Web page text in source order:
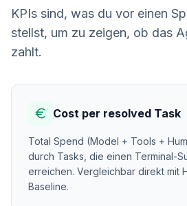
KPIs sind, was du vor einen
stellst, um zu zeigen, ob das
zahlt.
Cost per resolved Task
Total Spend (Model + Tools +
durch Tasks, die einen Terminal-
erreichen. Vergleichbar direkt mit
Baseline.